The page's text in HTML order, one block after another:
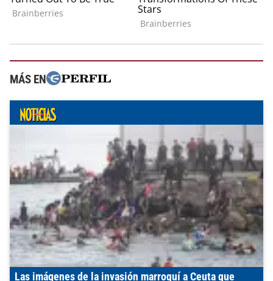
MÁS EN
Las imágenes de la invasión marroquí a Ceuta que